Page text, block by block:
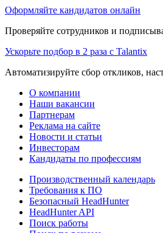
Оформляйте кандидатов онлайн
Проверяйте сотрудников и
Ускорьте подбор в 2 раза с Talantix
Автоматизируйте сбор откликов,
О компании
Наши вакансии
Партнерам
Реклама на сайте
Новости и статьи
Инвесторам
Кандидаты по профессиям
Производственный календарь
Требования к ПО
Безопасный HeadHunter
HeadHunter API
Поиск работы